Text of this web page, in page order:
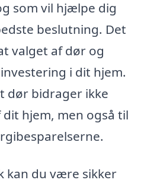
som vil hjælpe dig
beslutning. Det
valget af dør og
i dit hjem.
dør bidrager ikke
hjem, men også til
kan du være sikker